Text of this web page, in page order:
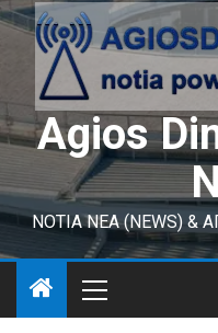
Agios
ΝΟΤΙΑ ΝΕΑ (NEWS) &